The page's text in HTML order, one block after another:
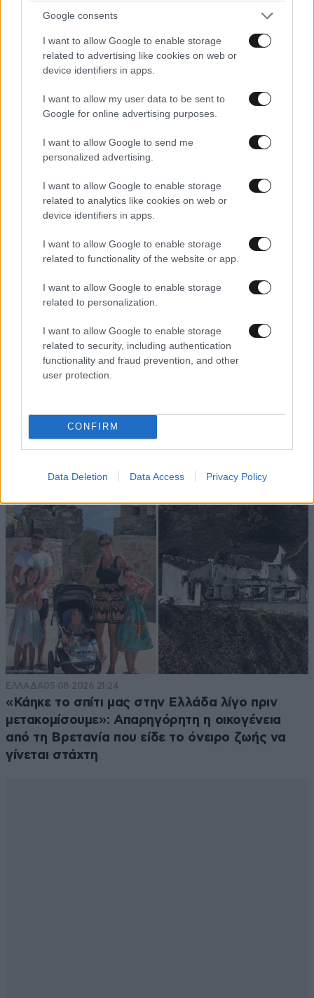
Google consents
I want to allow Google to enable storage
related to advertising like cookies on web or
device identifiers in apps.
I want to allow my user data to be sent to
Google for online advertising purposes.
I want to allow Google to send me
personalized advertising.
I want to allow Google to enable storage
related to analytics like cookies on web or
device identifiers in apps.
I want to allow Google to enable storage
related to functionality of the website or app.
I want to allow Google to enable storage
related to personalization.
I want to allow Google to enable storage
related to security, including authentication
functionality and fraud prevention, and other
user protection.
CONFIRM
Data Deletion Data Access Privacy Policy
Απαντήστε
Οι χουθι 18·05·2025 15:23
Πού ρίχνουν πυραύλους στο Ισραήλ, γιατί
διαμαρτύρονται για τους βομβαρδισμούς; Όσο
ακολουθούν αυτήν την τακτική,το Ισραήλ,
Κι όποιος αντέξει.....
Μμμμ 18·05·2025 14:42
ξέρει τι του γίνεται... Μάθε πρώτα ποίοι είναι οι
χουθι από ποιους υποστηρίζονται τι εγκλήματα
κερδισμένος από αυτό που κάνουν... Και
μάντεψε δεν είναι το Ιράν...
TRENDING
ΕΛΛΑΔΑ05·08·2026 21:24
«Κάηκε το σπίτι μας στην Ελλάδα λίγο πριν
μετακομίσουμε»: Απαρηγόρητη η οικογένεια
από τη Βρετανία που είδε το όνειρο ζωής να
γίνεται στάχτη